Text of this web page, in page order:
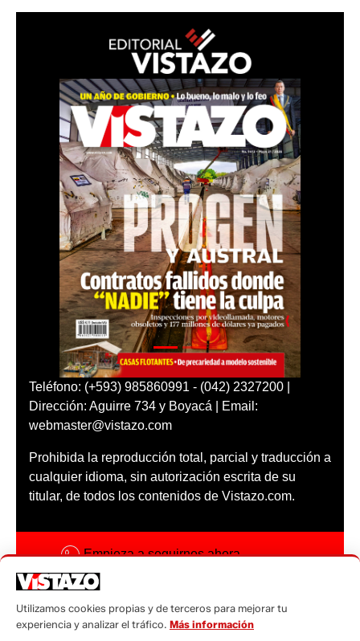
Teléfono: (+593) 985860991 - (042) 2327200 |
Dirección: Aguirre 734 y Boyacá | Email:
webmaster@vistazo.com
Prohibida la reproducción total, parcial y traducción a
cualquier idioma, sin autorización escrita de su
titular, de todos los contenidos de Vistazo.com.
Empieza a seguirnos ahora
Código ética
Utilizamos cookies propias y de terceros para mejorar tu
experiencia y analizar el tráfico. Más información